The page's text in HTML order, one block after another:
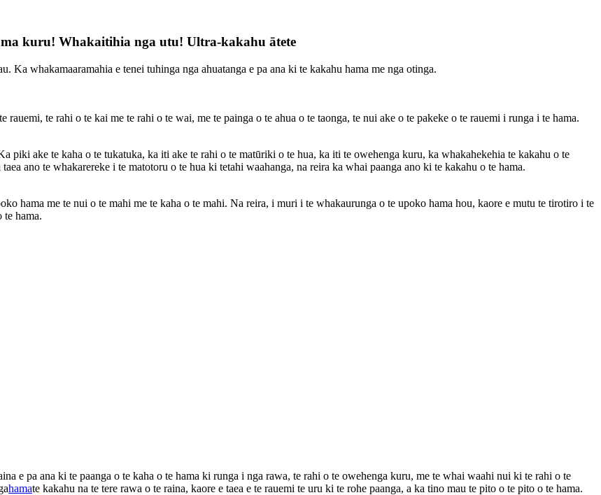
kuru! Whakaitihia nga utu! Ultra-kakahu ātete
Ka whakamaaramahia e tenei tuhinga nga ahuatanga e pa ana ki te kakahu hama me nga otinga.
te rahi o te kai me te rahi o te wai, me te painga o te ahua o te taonga, te nui ake o te pakeke o te rauemi i runga i te hama.
piki ake te kaha o te tukatuka, ka iti ake te rahi o te matūriki o te hua, ka iti te owehenga kuru, ka whakahekehia te kakahu o te
ano te whakarereke i te matotoru o te hua ki tetahi waahanga, na reira ka whai paanga ano ki te kakahu o te hama.
hama me te nui o te mahi me te kaha o te mahi. Na reira, i muri i te whakaurunga o te upoko hama hou, kaore e mutu te tirotiro i te
te hama.
e pa ana ki te paanga o te kaha o te hama ki runga i nga rawa, te rahi o te owehenga kuru, me te whai waahi nui ki te rahi o te
hamate kakahu na te tere rawa o te raina, kaore e taea e te rauemi te uru ki te rohe paanga, a ka tino mau te pito o te pito o te hama.